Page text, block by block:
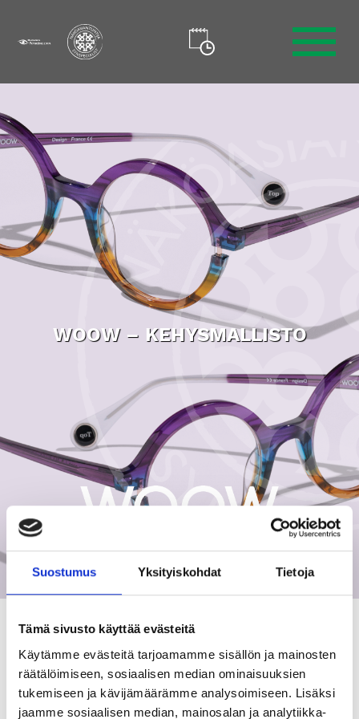
Suostumus Yksityiskohdat Tietoja
Tämä sivusto käyttää evästeitä
Käytämme evästeitä tarjoamamme sisällön ja mainosten
räätälöimiseen, sosiaalisen median ominaisuuksien
tukemiseen ja kävijämäärämme analysoimiseen. Lisäksi
jaamme sosiaalisen median, mainosalan ja analytiikka-
WOOW – KEHYSMALLISTO
Julkaistu: 17.10.2024